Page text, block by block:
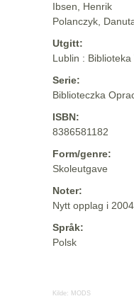
Ibsen, Henrik
Polanczyk,
Utgitt:
Lublin :
Serie:
Biblioteczka
ISBN:
8386581182
Form/genre:
Skoleutgave
Noter:
Nytt opplag i 2004
Språk:
Polsk
Kilde: MODS